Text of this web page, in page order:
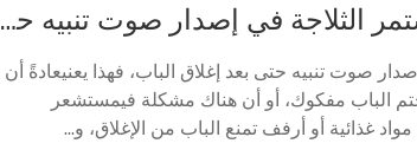
ثلاجة إل جي: لماذا تستمر الثلاجة في إصدار صوت تنبيه حتى عند إغلاق الباب؟
صوت تنبيه حتى بعد إغلاق الباب، فهذا يعنيعادةً أن
الباب مفكوك، أو أن هناك مشكلة فيمستشعر
غذائية أو أرفف تمنع الباب من الإغلاق، و...